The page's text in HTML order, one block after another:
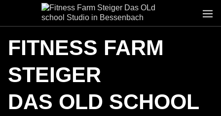
FITNESS FARM
STEIGER
DAS OLD SCHOOL